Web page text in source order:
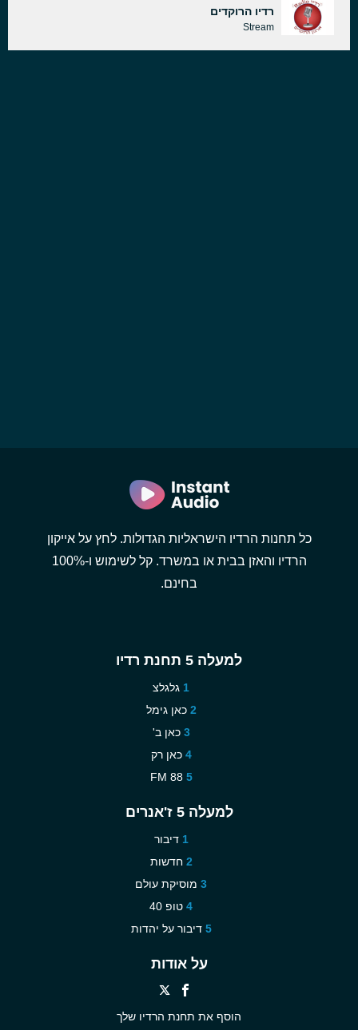
רדיו הרוקדים
Stream
כל תחנות הרדיו הישראליות הגדולות. לחץ על אייקון
הרדיו והאזן בבית או במשרד. קל לשימוש ו-100%
בחינם.
למעלה 5 תחנת רדיו
גלגלצ
כאן גימל
כאן ב'
כאן רק
88 FM
למעלה 5 ז'אנרים
דיבור
חדשות
מוסיקת עולם
טופ 40
דיבור על יהדות
על אודות
הוסף את תחנת הרדיו שלך